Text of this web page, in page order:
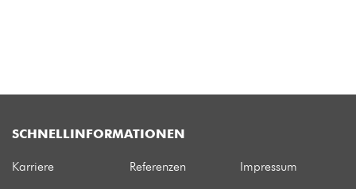
SCHNELLINFORMATIONEN
Karriere Referenzen Impressum